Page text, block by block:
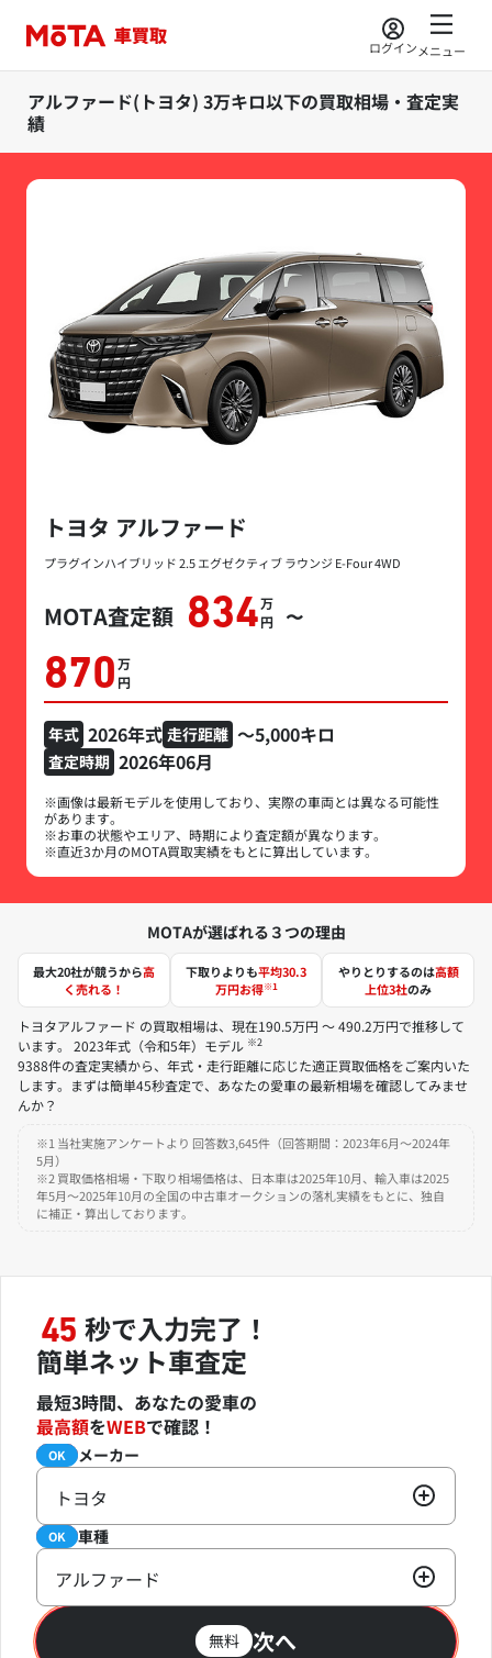
ログインメニュー
アルファード(トヨタ) 3万キロ以下の買取相場・査定実
績
トヨタ アルファード
プラグインハイブリッド 2.5 エグゼクティブ ラウンジ E-Four 4WD
MOTA査定額 834万円 〜
870万円
年式 2026年式 走行距離 ～5,000キロ
査定時期 2026年06月
※画像は最新モデルを使用しており、実際の車両とは異なる可能性
があります。
※お車の状態やエリア、時期により査定額が異なります。
※直近3か月のMOTA買取実績をもとに算出しています。
MOTAが選ばれる３つの理由
最大20社が競うから高
く売れる！
下取りよりも平均30.3
万円お得※1
やりとりするのは高額
上位3社のみ
トヨタアルファード の買取相場は、現在190.5万円 ～ 490.2万円で推移して
います。 2023年式（令和5年）モデル ※2
9388件の査定実績から、年式・走行距離に応じた適正買取価格をご案内いた
します。まずは簡単45秒査定で、あなたの愛車の最新相場を確認してみませ
んか？
※1 当社実施アンケートより 回答数3,645件（回答期間：2023年6月～2024年
5月）
※2 買取価格相場・下取り相場価格は、日本車は2025年10月、輸入車は2025
年5月～2025年10月の全国の中古車オークションの落札実績をもとに、独自
に補正・算出しております。
45 秒で入力完了！
簡単ネット車査定
最短3時間、あなたの愛車の
最高額をWEBで確認！
必須 メーカー
OK
トヨタ
必須 車種
OK
アルファード
無料 次へ